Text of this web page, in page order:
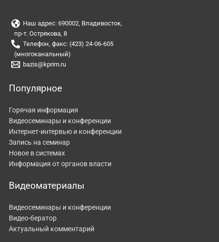
Наш адрес: 690002, Владивосток,
пр-т. Острякова, 8
Телефон, факс: (423) 24-06-605
(многоканальный)
bazis@kprim.ru
Популярное
Горячая информация
Видеосеминары и конференции
Интернет-интервью и конференции
Запись на семинар
Новое в системах
Информация от органов власти
Видеоматериалы
Видеосеминары и конференции
Видео-бератор
Актуальный комментарий